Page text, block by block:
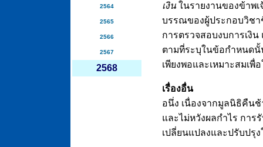
2564
2565
2566
2567
2568
เงิน ในรายงานของข้าพ
บรรณของผู้ประกอบวิช
การตรวจสอบงบการเงิ
ตามที่ระบุในข้อกำหนดนั้
เพียงพอและเหมาะสมเ
เรื่องอื่น
อนึ่ง เนื่องจากมูลนิธิคืน
และไม่หวังผลกำไร การ
เปลี่ยนแปลงและปรับปรุ